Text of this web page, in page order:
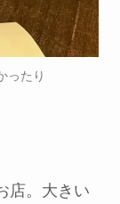
ったり
店。大きい